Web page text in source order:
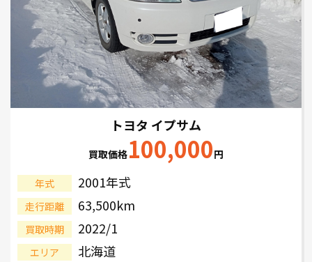
トヨタ イプサム
買取価格100,000円
年式 2001年式
走行距離 63,500km
買取時期 2022/1
エリア 北海道